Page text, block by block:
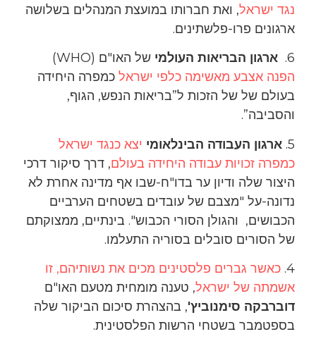
נגד ישראל, ואת חברותו במועצת המנהלים בשלושה
ארגונים פרו-פלשתינים.
ארגון הבריאות העולמישל האו"ם (WHO)
הפנה אצבע מאשימה כלפי ישראלכמפרה היחידה
בעולם של של הזכות ל”בריאות הנפש, הגוף,
והסביבה”.
ארגון העבודה הבינלאומי יצא כנגד ישראל
כמפרה זכויות עבודה היחידה בעולם, דרך סיקור דרכי
היצור שלה ודיון ער בדו"ח-שבו אף מדינה אחרת לא
נדונה-על "מצבם של עובדים בשטחים הערביים
הכבושים, והגולן הסורי הכבוש". בינתיים, ממצוקתם
של הסורים סובלים בסוריה התעלמו.
4. כאשר גברים פלסטינים מכים את נשותיהם, זו
אשמתה של ישראל, טענה מומחית מטעם האו"ם
דוברבקה סימנוביץ', בהצהרת סיכום הביקור שלה
בספטמבר בשטחי הרשות הפלסטינית.